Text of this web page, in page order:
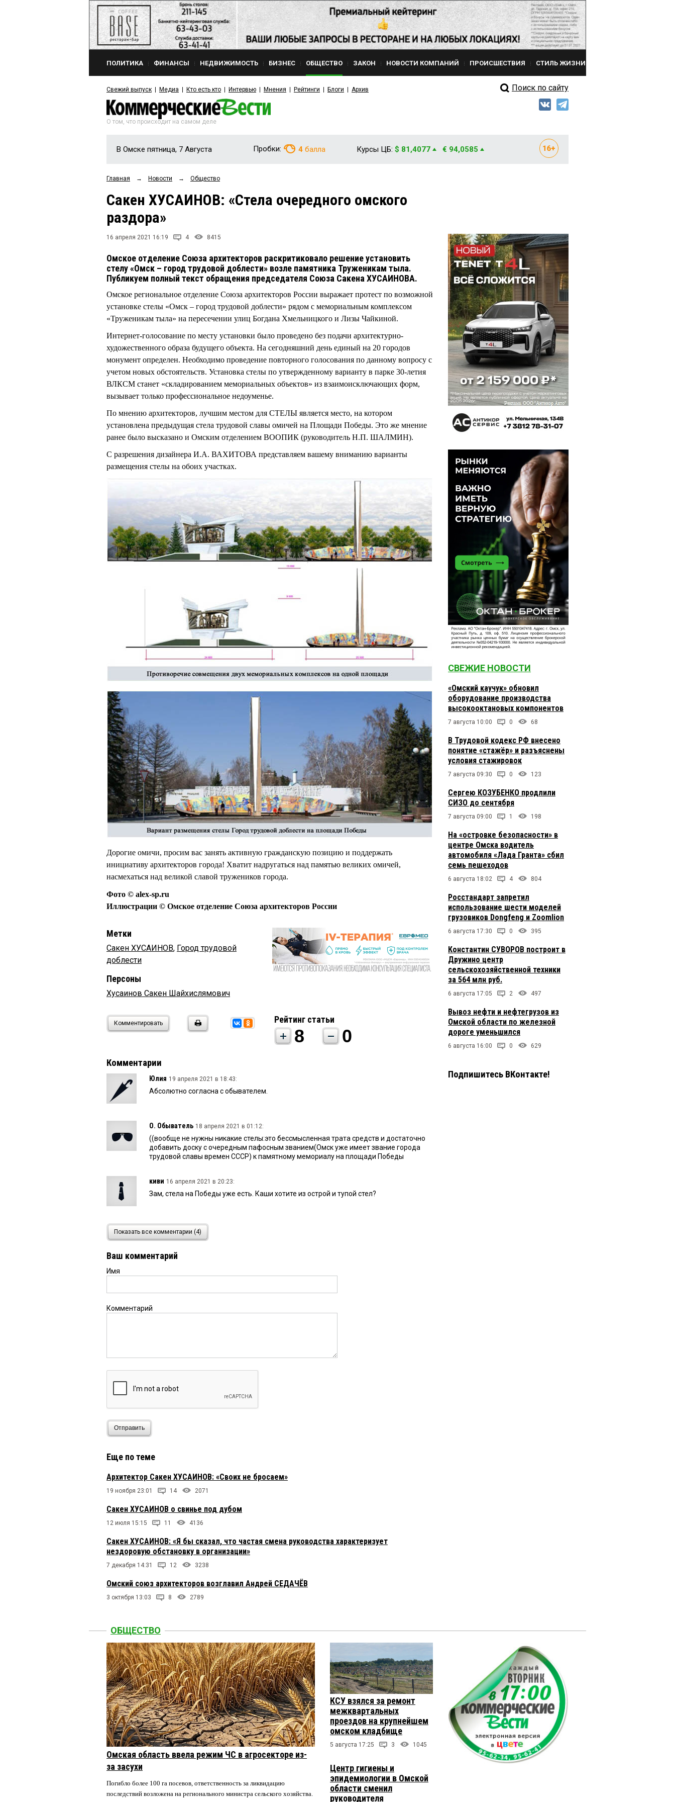
ПОЛИТИКА ФИНАНСЫ НЕДВИЖИМОСТЬ БИЗНЕС ОБЩЕСТВО ЗАКОН НОВОСТИ КОМПАНИЙ ПРОИСШЕСТВИЯ СТИЛЬ ЖИЗНИ
Свежий выпуск Медиа Кто есть кто Интервью Мнения Рейтинги Блоги Архив Поиск по сайту
О том, что происходит на самом деле
В Омске пятница, 7 Августа Пробки: 4 балла Курсы ЦБ: $ 81,4077 € 94,0585
Главная → Новости → Общество
Сакен ХУСАИНОВ: «Стела очередного омского
раздора»
16 апреля 2021 16:19 4 8415
Омское отделение Союза архитекторов раскритиковало решение установить
стелу «Омск – город трудовой доблести» возле памятника Труженикам тыла.
Публикуем полный текст обращения председателя Союза Сакена ХУСАИНОВА.
Омское региональное отделение Союза архитекторов России выражает протест по возможной
установке стелы «Омск – город трудовой доблести» рядом с мемориальным комплексом
«Труженикам тыла» на пересечении улиц Богдана Хмельницкого и Лизы Чайкиной.
Интернет-голосование по месту установки было проведено без подачи архитектурно-
художественного образа будущего объекта. На сегодняшний день единый на 20 городов
монумент определен. Необходимо проведение повторного голосования по данному вопросу с
учетом новых обстоятельств. Установка стелы по утвержденному варианту в парке 30-летия
ВЛКСМ станет «складированием мемориальных объектов» из взаимоисключающих форм,
вызывает только профессиональное недоуменье.
По мнению архитекторов, лучшим местом для СТЕЛЫ является место, на котором
установлена предыдущая стела трудовой славы омичей на Площади Победы. Это же мнение
ранее было высказано и Омским отделением ВООПИК (руководитель Н.П. ШАЛМИН).
С разрешения дизайнера И.А. ВАХИТОВА представляем вашему вниманию варианты
размещения стелы на обоих участках.
Дорогие омичи, просим вас занять активную гражданскую позицию и поддержать
инициативу архитекторов города! Хватит надругаться над памятью великих омичей,
насмехаться над великой славой тружеников города.
Фото © alex-sp.ru
Иллюстрации © Омское отделение Союза архитекторов России
Метки
Сакен ХУСАИНОВ, Город трудовой
доблести
Персоны
Хусаинов Сакен Шайхислямович
Комментировать Рейтинг статьи
8 0
Комментарии
Юлия 19 апреля 2021 в 18:43:
Абсолютно согласна с обывателем.
О. Обыватель 18 апреля 2021 в 01:12:
((вообще не нужны никакие стелы:это бессмысленная трата средств и достаточно
добавить доску с очередным пафосным званием(Омск уже имеет звание города
трудовой славы времен СССР) к памятному мемориалу на площади Победы
киви 16 апреля 2021 в 20:23:
Зам, стела на Победы уже есть. Каши хотите из острой и тупой стел?
Зам 16 апреля 2021 в 19:04:
Правильно.Прислушайтесь хоть немного к архитекторам. Действительно будет
Показать все комментарии (4)
Ваш комментарий
Имя
Комментарий
Отправить
Еще по теме
Архитектор Сакен ХУСАИНОВ: «Своих не бросаем»
19 ноября 23:01 14 2071
Сакен ХУСАИНОВ о свинье под дубом
12 июля 15:15 11 4136
Сакен ХУСАИНОВ: «Я бы сказал, что частая смена руководства характеризует
нездоровую обстановку в организации»
7 декабря 14:31 12 3238
Омский союз архитекторов возглавил Андрей СЕДАЧЁВ
3 октября 13:03 8 2789
СВЕЖИЕ НОВОСТИ
«Омский каучук» обновил
оборудование производства
высокооктановых компонентов
7 августа 10:00 0 68
В Трудовой кодекс РФ внесено
понятие «стажёр» и разъяснены
условия стажировок
7 августа 09:30 0 123
Сергею КОЗУБЕНКО продлили
СИЗО до сентября
7 августа 09:00 1 198
На «островке безопасности» в
центре Омска водитель
автомобиля «Лада Гранта» сбил
семь пешеходов
6 августа 18:02 4 804
Росстандарт запретил
использование шести моделей
грузовиков Dongfeng и Zoomlion
6 августа 17:30 0 395
Константин СУВОРОВ построит в
Дружино центр
сельскохозяйственной техники
за 564 млн руб.
6 августа 17:05 2 497
Вывоз нефти и нефтегрузов из
Омской области по железной
дороге уменьшился
6 августа 16:00 0 629
Подпишитесь ВКонтакте!
ОБЩЕСТВО
Омская область ввела режим ЧС в агросекторе из-
за засухи
Погибло более 100 га посевов, ответственность за ликвидацию
последствий возложена на регионального министра сельского хозяйства.
КСУ взялся за ремонт
межквартальных
проездов на крупнейшем
омском кладбище
5 августа 17:25 3 1045
Центр гигиены и
эпидемиологии в Омской
области сменил
руководителя